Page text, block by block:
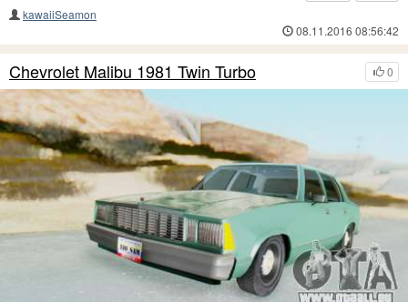
kawaiiSeamon
08.11.2016 08:56:42
0
Chevrolet Malibu 1981 Twin Turbo